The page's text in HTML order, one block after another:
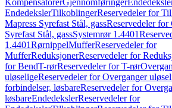
KompensatorerGjennomføringer
EndedekslerTilkoblingerReservedeler for
Mapress Syrefast Stål, gassReservedeler for
Syrefast Stål, gassSystemrør 1.4401
1.4401RørnippelMufferReservedeler for
MufferReduksjonerReservedeler for
for BendT-rørReservedeler for T-rør
uløseligeReservedeler for Overganger
forbindelser, løsbareReservedeler for
løsbareEndedekslerReservedeler for